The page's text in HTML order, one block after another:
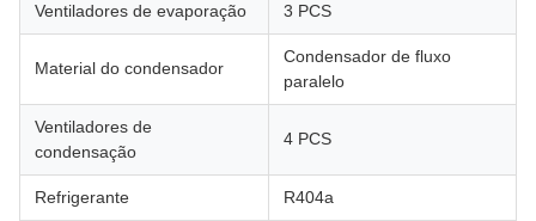
Ventiladores de evaporação 3 PCS
Material do condensador
Condensador de fluxo
paralelo
Ventiladores de
condensação
4 PCS
Refrigerante R404a